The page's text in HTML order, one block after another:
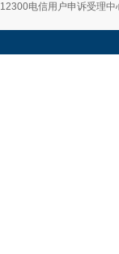
12300电信用户申诉受理中